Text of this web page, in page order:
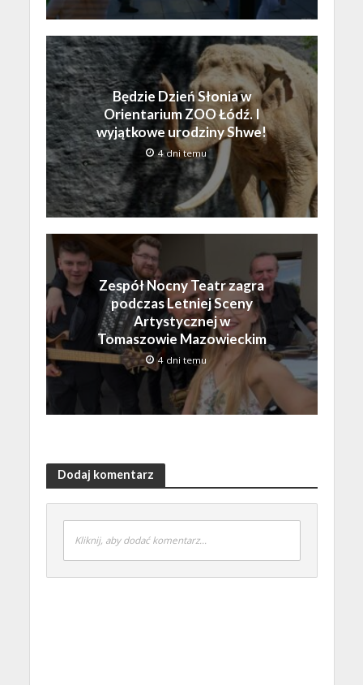
Będzie Dzień Słonia w
Orientarium ZOO Łódź. I
wyjątkowe urodziny Shwe!
4 dni temu
Zespół Nocny Teatr zagra
podczas Letniej Sceny
Artystycznej w
Tomaszowie Mazowieckim
4 dni temu
Dodaj komentarz
Kliknij, aby dodać komentarz...